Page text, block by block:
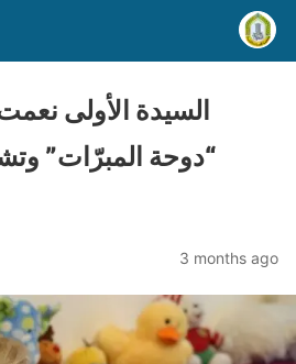
السيدة الأولى
“دوحة المبرّات”
3 months ago